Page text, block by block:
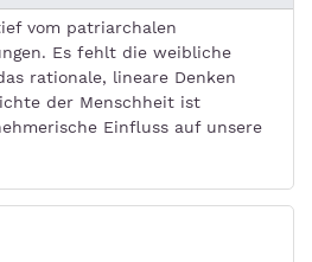
vom patriarchalen
Es fehlt die weibliche
rationale, lineare Denken
der Menschheit ist
Einfluss auf unsere